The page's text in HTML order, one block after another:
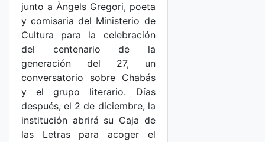
junto a Àngels Gregori, poeta
y comisaria del Ministerio de
Cultura para la celebración
del centenario de la
generación del 27, un
conversatorio sobre Chabás
y el grupo literario. Días
después, el 2 de diciembre, la
institución abrirá su Caja de
las Letras para acoger el